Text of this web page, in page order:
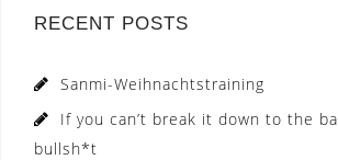
RECENT POSTS
Sanmi-Weihnachtstraining
If you can’t break it down to the
bullsh*t